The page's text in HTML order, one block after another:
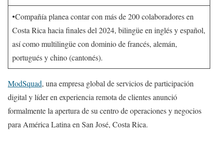
•Compañía planea contar con más de 200 colaboradores en
Costa Rica hacia finales del 2024, bilingüe en inglés y español,
así como multilingüe con dominio de francés, alemán,
portugués y chino (cantonés).
ModSquad, una empresa global de servicios de participación
digital y líder en experiencia remota de clientes anunció
formalmente la apertura de su centro de operaciones y negocios
para América Latina en San José, Costa Rica.